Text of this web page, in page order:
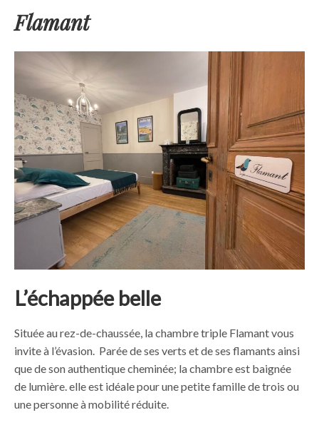
Flamant
L’échappéebelle
Située au rez-de-chaussée, la chambre triple Flamant vous
invite à l’évasion. Parée de ses verts et de ses flamants ainsi
que de son authentique cheminée; la chambre est baignée
de lumière. elle est idéale pour une petite famille de trois ou
une personne à mobilité réduite.